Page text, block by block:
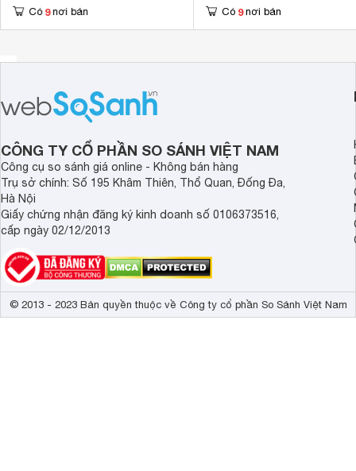
Có 9 nơi bán Có 9 nơi bán
CÔNG TY CỔ PHẦN SO SÁNH VIỆT NAM
Công cụ so sánh giá online - Không bán hàng
Trụ sở chính: Số 195 Khâm Thiên, Thổ Quan, Đống Đa,
Hà Nội
Giấy chứng nhận đăng ký kinh doanh số 0106373516,
cấp ngày 02/12/2013
© 2013 - 2023 Bản quyền thuộc về Công ty cổ phần So Sánh Việt Nam